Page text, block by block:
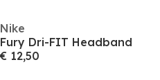
Nike
Fury Dri-FIT Headband
€ 12,50